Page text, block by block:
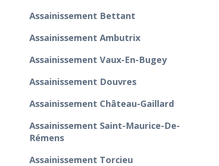
Assainissement Bettant
Assainissement Ambutrix
Assainissement Vaux-En-Bugey
Assainissement Douvres
Assainissement Château-Gaillard
Assainissement Saint-Maurice-De-
Rémens
Assainissement Torcieu